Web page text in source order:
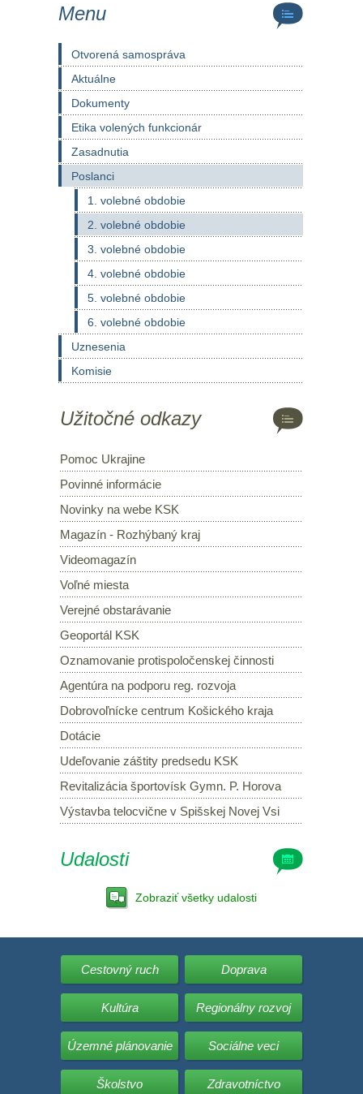
Menu
Otvorená samospráva
Aktuálne
Dokumenty
Etika volených funkcionár
Zasadnutia
Poslanci
1. volebné obdobie
2. volebné obdobie
3. volebné obdobie
4. volebné obdobie
5. volebné obdobie
6. volebné obdobie
Uznesenia
Komisie
Užitočné odkazy
Pomoc Ukrajine
Povinné informácie
Novinky na webe KSK
Magazín - Rozhýbaný kraj
Videomagazín
Voľné miesta
Verejné obstarávanie
Geoportál KSK
Oznamovanie protispoločenskej činnosti
Agentúra na podporu reg. rozvoja
Dobrovoľnícke centrum Košického kraja
Dotácie
Udeľovanie záštity predsedu KSK
Revitalizácia športovísk Gymn. P. Horova
Výstavba telocvične v Spišskej Novej Vsi
Udalosti
Zobraziť všetky udalosti
Cestovný ruch Doprava
Kultúra Regionálny rozvoj
Územné plánovanie Sociálne veci
Školstvo Zdravotníctvo